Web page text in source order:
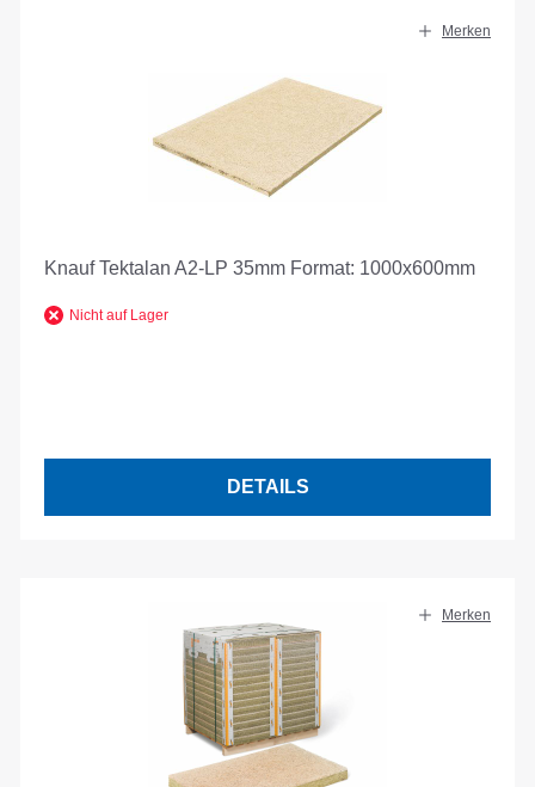
Merken
Knauf Tektalan A2-LP 35mm Format: 1000x600mm
Nicht auf Lager
DETAILS
Merken